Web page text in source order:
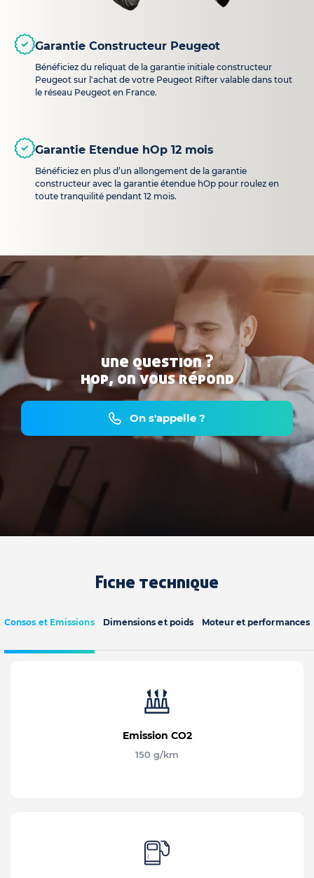
Garantie Constructeur Peugeot
Bénéficiez du reliquat de la garantie initiale constructeur
Peugeot sur l'achat de votre Peugeot Rifter valable dans tout
le réseau Peugeot en France.
Garantie Etendue hOp 12 mois
Bénéficiez en plus d’un allongement de la garantie
constructeur avec la garantie étendue hOp pour roulez en
toute tranquilité pendant 12 mois.
une question ?
hop, on vous répond
On s'appelle ?
Fiche technique
Consos et Emissions Dimensions et poids Moteur et performances
Emission CO2
150 g/km